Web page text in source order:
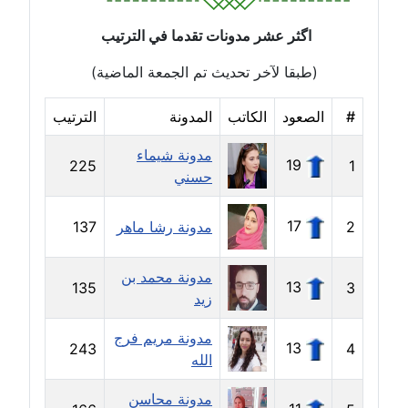
مدونة رحاب منيعم
عاملة
مدونة رشا السعدي
عاملة
مدونة رشا شمس الدين
عاملة
مدونة رشا كمال
مدونة رشا ماهر
عاملة
مدونة رشيد سبابو
عاملة
اگثر عشر مدونات تقدما في الترتيب
(طبقا لآخر تحديث تم الجمعة الماضية)
# الصعود الكاتب المدونة الترتيب
1
19
مدونة شيماء
حسني
225
2
17 مدونة رشا ماهر 137
3
13
مدونة محمد بن
زيد
135
4
13
مدونة مريم فرج
الله
243
مدونة محاسن